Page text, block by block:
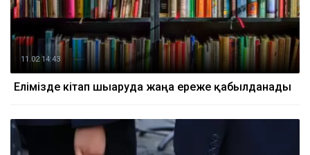
11.02 14:43
Елімізде кітап шығаруда жаңа ереже қабылданады